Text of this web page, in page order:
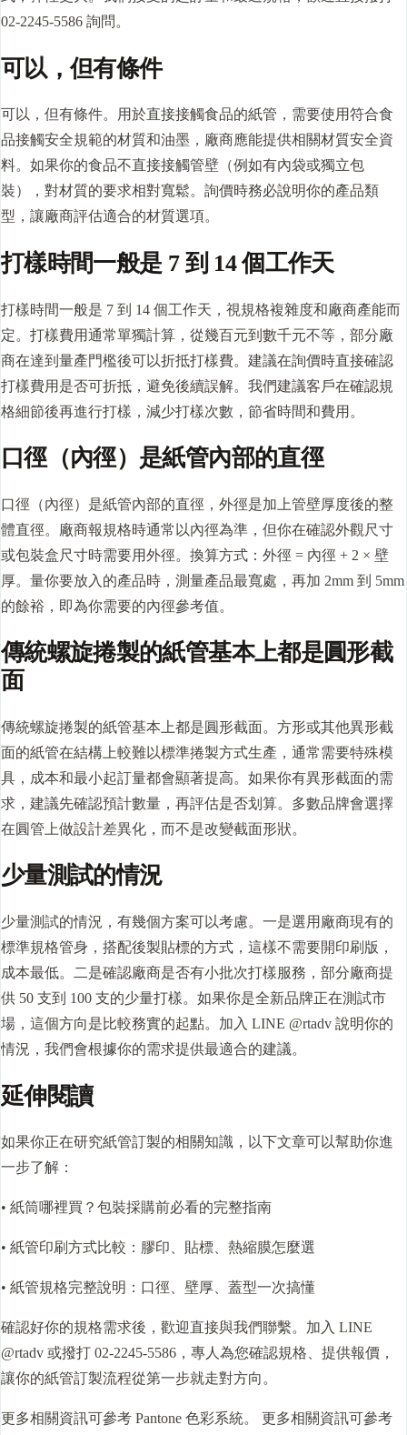
02-2245-5586 詢問。
可以，但有條件
可以，但有條件。用於直接接觸食品的紙管，需要使用符合食
品接觸安全規範的材質和油墨，廠商應能提供相關材質安全資
料。如果你的食品不直接接觸管壁（例如有內袋或獨立包
裝），對材質的要求相對寬鬆。詢價時務必說明你的產品類
型，讓廠商評估適合的材質選項。
打樣時間一般是 7 到 14 個工作天
打樣時間一般是 7 到 14 個工作天，視規格複雜度和廠商產能而
定。打樣費用通常單獨計算，從幾百元到數千元不等，部分廠
商在達到量產門檻後可以折抵打樣費。建議在詢價時直接確認
打樣費用是否可折抵，避免後續誤解。我們建議客戶在確認規
格細節後再進行打樣，減少打樣次數，節省時間和費用。
口徑（內徑）是紙管內部的直徑
口徑（內徑）是紙管內部的直徑，外徑是加上管壁厚度後的整
體直徑。廠商報規格時通常以內徑為準，但你在確認外觀尺寸
或包裝盒尺寸時需要用外徑。換算方式：外徑 = 內徑 + 2 × 壁
厚。量你要放入的產品時，測量產品最寬處，再加 2mm 到 5mm
的餘裕，即為你需要的內徑參考值。
傳統螺旋捲製的紙管基本上都是圓形截
面
傳統螺旋捲製的紙管基本上都是圓形截面。方形或其他異形截
面的紙管在結構上較難以標準捲製方式生產，通常需要特殊模
具，成本和最小起訂量都會顯著提高。如果你有異形截面的需
求，建議先確認預計數量，再評估是否划算。多數品牌會選擇
在圓管上做設計差異化，而不是改變截面形狀。
少量測試的情況
少量測試的情況，有幾個方案可以考慮。一是選用廠商現有的
標準規格管身，搭配後製貼標的方式，這樣不需要開印刷版，
成本最低。二是確認廠商是否有小批次打樣服務，部分廠商提
供 50 支到 100 支的少量打樣。如果你是全新品牌正在測試市
場，這個方向是比較務實的起點。加入 LINE @rtadv 說明你的
情況，我們會根據你的需求提供最適合的建議。
延伸閱讀
如果你正在研究紙管訂製的相關知識，以下文章可以幫助你進
一步了解：
• 紙筒哪裡買？包裝採購前必看的完整指南
• 紙管印刷方式比較：膠印、貼標、熱縮膜怎麼選
• 紙管規格完整說明：口徑、壁厚、蓋型一次搞懂
確認好你的規格需求後，歡迎直接與我們聯繫。加入 LINE
@rtadv 或撥打 02-2245-5586，專人為您確認規格、提供報價，
讓你的紙管訂製流程從第一步就走對方向。
更多相關資訊可參考 Pantone 色彩系統。 更多相關資訊可參考